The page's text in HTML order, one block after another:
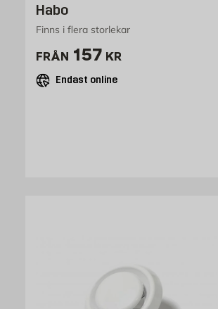
Habo
Finns i flera storlekar
FRÅN Pris 157 kr
157 KR
Endast online